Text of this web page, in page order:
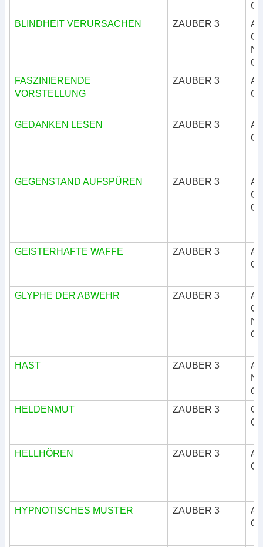
BLINDHEIT VERURSACHEN
ZAUBER 3
FASZINIERENDE
VORSTELLUNG
ZAUBER 3
GEDANKEN LESEN ZAUBER 3
GEGENSTAND AUFSPÜREN ZAUBER 3
GEISTERHAFTE WAFFE ZAUBER 3
GLYPHE DER ABWEHR ZAUBER 3
HAST ZAUBER 3
HELDENMUT
ZAUBER 3
HELLHÖREN ZAUBER 3
HYPNOTISCHES MUSTER ZAUBER 3